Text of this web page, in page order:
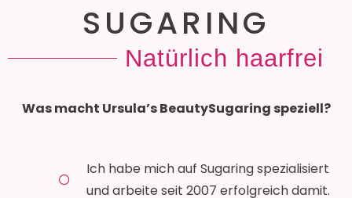
SUGARING
Natürlich haarfrei
Was macht Ursula’s BeautySugaring speziell?
Ich habe mich auf Sugaring spezialisiert
und arbeite seit 2007 erfolgreich damit.